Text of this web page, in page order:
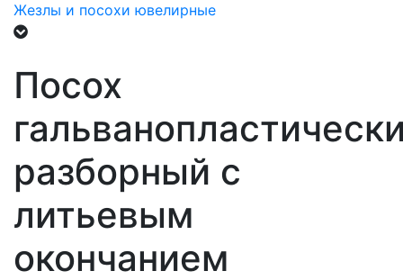
Жезлы и посохи ювелирные
Посох
разборный с
литьевым
окончанием